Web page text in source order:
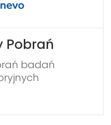
Pobrań
badań